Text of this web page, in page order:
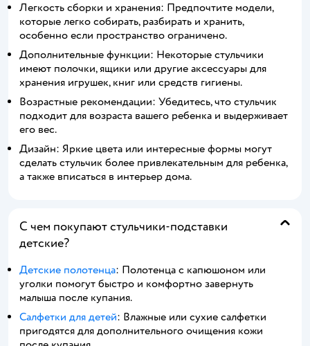
Легкость сборки и хранения: Предпочтите модели,
которые легко собирать, разбирать и хранить,
особенно если пространство ограничено.
Дополнительные функции: Некоторые стульчики
имеют полочки, ящики или другие аксессуары для
хранения игрушек, книг или средств гигиены.
Возрастные рекомендации: Убедитесь, что стульчик
подходит для возраста вашего ребенка и выдерживает
его вес.
Дизайн: Яркие цвета или интересные формы могут
сделать стульчик более привлекательным для ребенка,
а также вписаться в интерьер дома.
С чем покупают стульчики-подставки
детские?
Детские полотенца: Полотенца с капюшоном или
уголки помогут быстро и комфортно завернуть
малыша после купания.
Салфетки для детей: Влажные или сухие салфетки
пригодятся для дополнительного очищения кожи